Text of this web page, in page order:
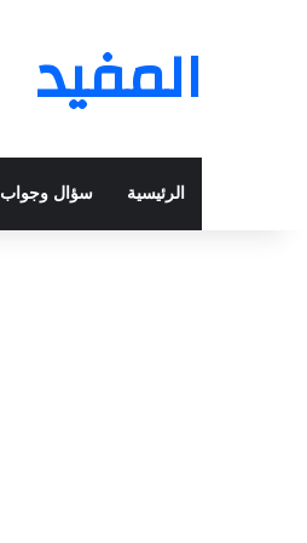
المفيد
الرئيسية سؤال وجواب